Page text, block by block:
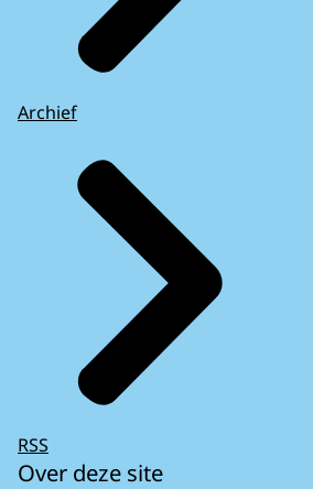
Archief
RSS
Over deze site